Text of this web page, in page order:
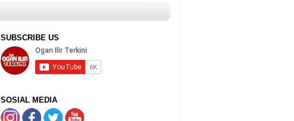
SUBSCRIBE US
SOSIAL MEDIA